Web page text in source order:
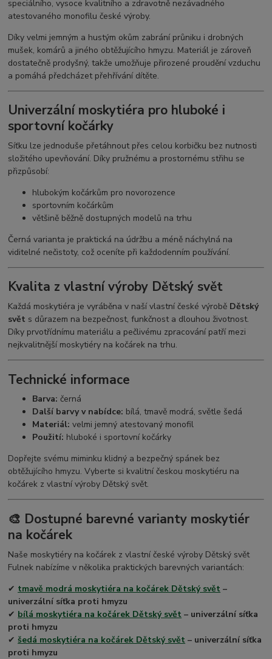
speciálního, vysoce kvalitního a zdravotně nezávadného
atestovaného monofilu české výroby.
Díky velmi jemným a hustým okům zabrání průniku i drobných
mušek, komárů a jiného obtěžujícího hmyzu. Materiál je zároveň
dostatečně prodyšný, takže umožňuje přirozené proudění vzduchu
a pomáhá předcházet přehřívání dítěte.
Univerzální moskytiéra pro hluboké i
sportovní kočárky
Síťku lze jednoduše přetáhnout přes celou korbičku bez nutnosti
složitého upevňování. Díky pružnému a prostornému střihu se
přizpůsobí:
hlubokým kočárkům pro novorozence
sportovním kočárkům
většině běžně dostupných modelů na trhu
Černá varianta je praktická na údržbu a méně náchylná na
viditelné nečistoty, což oceníte při každodenním používání.
Kvalita z vlastní výroby Dětský svět
Každá moskytiéra je vyráběna v naší vlastní české výrobě Dětský
svět s důrazem na bezpečnost, funkčnost a dlouhou životnost.
Díky prvotřídnímu materiálu a pečlivému zpracování patří mezi
nejkvalitnější moskytiéry na kočárek na trhu.
Technické informace
Barva: černá
Další barvy v nabídce: bílá, tmavě modrá, světle šedá
Materiál: velmi jemný atestovaný monofil
Použití: hluboké i sportovní kočárky
Dopřejte svému miminku klidný a bezpečný spánek bez
obtěžujícího hmyzu. Vyberte si kvalitní českou moskytiéru na
kočárek z vlastní výroby Dětský svět.
🎨 Dostupné barevné varianty moskytiér
na kočárek
Naše moskytiéry na kočárek z vlastní české výroby Dětský svět
Fulnek nabízíme v několika praktických barevných variantách:
✔ tmavě modrá moskytiéra na kočárek Dětský svět –
univerzální síťka proti hmyzu
✔ bílá moskytiéra na kočárek Dětský svět – univerzální síťka
proti hmyzu
✔šedá moskytiéra na kočárek Dětský svět – univerzální síťka
proti hmyzu